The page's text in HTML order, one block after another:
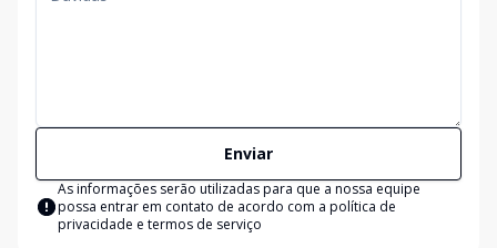
Enviar
As informações serão utilizadas para que a nossa equipe
possa entrar em contato de acordo com a política de
privacidade e termos de serviço